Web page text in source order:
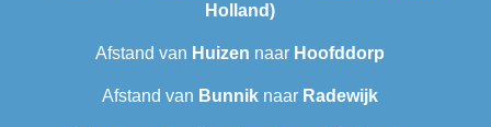
Holland)
Afstand van Huizen naar Hoofddorp
Afstand van Bunnik naar Radewijk